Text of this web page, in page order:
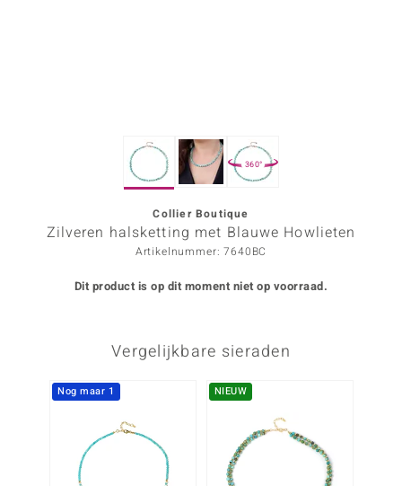
360°
Collier Boutique
Zilveren halsketting met Blauwe Howlieten
Artikelnummer: 7640BC
Dit product is op dit moment niet op voorraad.
Vergelijkbare sieraden
Nog maar 1 NIEUW